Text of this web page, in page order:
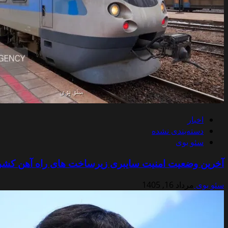
اخبار
دسته‌بندی نشده
سئو بوی
آخرین وضعیت امنیت سایبری زیرساخت های راه آهن
سئو بوی مرداد 16, 1405